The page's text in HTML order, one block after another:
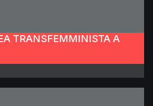
TRANSFEMMINISTA A